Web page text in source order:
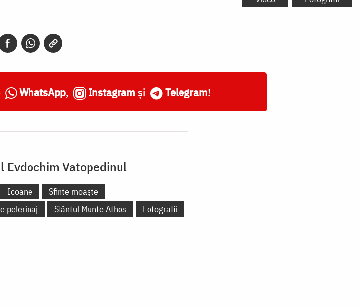
WhatsApp, Instagram și Telegram!
Evdochim Vatopedinul
Icoane
Sfinte moaște
pelerinaj
Sfântul Munte Athos Fotografii